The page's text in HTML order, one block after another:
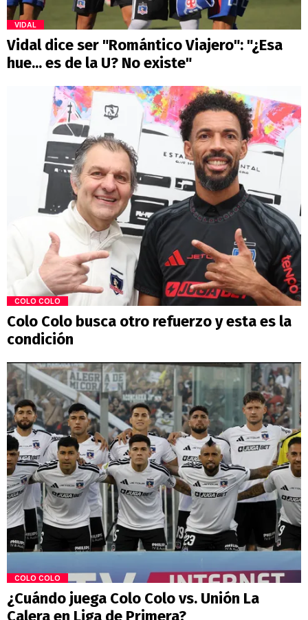
VIDAL
Vidal dice ser "Romántico Viajero": "¿Esa
hue... es de la U? No existe"
COLO COLO
Colo Colo busca otro refuerzo y esta es la
condición
COLO COLO
¿Cuándo juega Colo Colo vs. Unión La
Calera en Liga de Primera?